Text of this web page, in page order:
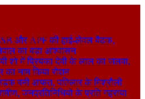
और APF की हाई-लेवल बैठक,
का बड़ा आश्वासन
शो में प्रियंका देवी के लाल का जलवा,
का नाम किया रोशन
बनी आफत, पतिलार के मिश्रौली
जनप्रतिनिधियों के प्रति गहराया